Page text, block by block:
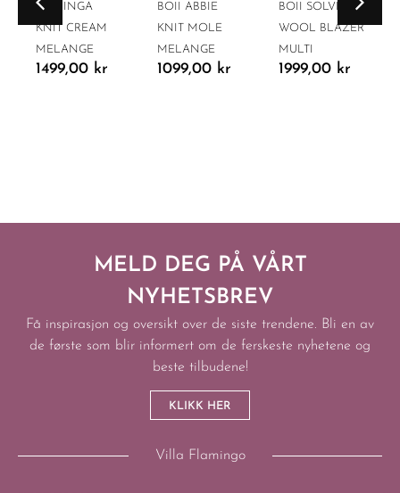
BOII INGA
KNIT CREAM
MELANGE
1499,00 kr
BOII ABBIE
KNIT MOLE
MELANGE
1099,00 kr
BOII SOLVEJ
WOOL BLAZER
MULTI
1999,00 kr
MELD DEG PÅ VÅRT
NYHETSBREV
Få inspirasjon og oversikt over de siste trendene. Bli en av
de første som blir informert om de ferskeste nyhetene og
beste tilbudene!
KLIKK HER
Villa Flamingo